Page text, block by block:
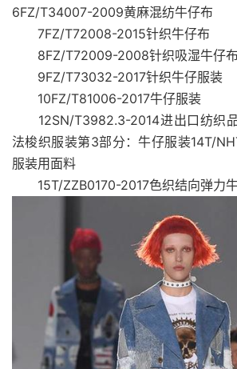
6FZ/T34007-2009黄麻混纺牛仔布
7FZ/T72008-2015针织牛仔布
8FZ/T72009-2008针织吸湿牛仔布
9FZ/T73032-2017针织牛仔服装
10FZ/T81006-2017牛仔服装
12SN/T3982.3-2014进出口纺织
法梭织服装第3部分：牛仔服装14T/
服装用面料
15T/ZZB0170-2017色织结向弹力